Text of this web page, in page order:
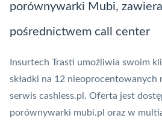
porównywarki Mubi,
pośrednictwem call center
Insurtech Trasti umożliwia swoim
składki na 12 nieoprocentowanych
serwis cashless.pl. Oferta jest
porównywarki mubi.pl oraz w